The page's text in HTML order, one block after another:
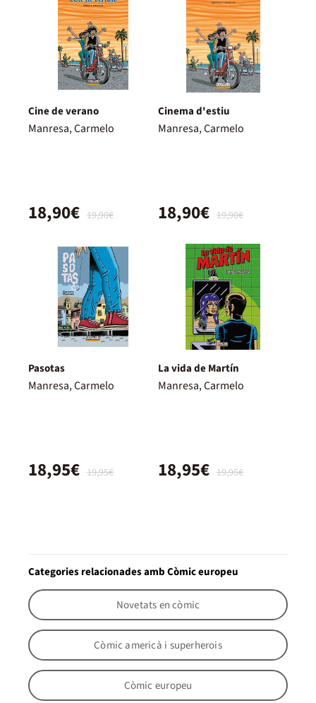
Cine de verano
Manresa, Carmelo
19,90€
18,90€
Cinema d'estiu
Manresa, Carmelo
19,90€
18,90€
Pasotas
Manresa, Carmelo
19,95€
18,95€
La vida de Martín
Manresa, Carmelo
19,95€
18,95€
Categories relacionades amb Còmic europeu
Novetats en còmic
Còmic americà i superherois
Còmic europeu